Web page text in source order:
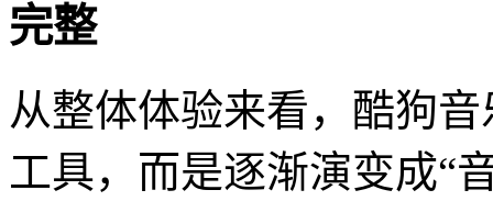
完整
从整体体验来看，酷狗
工具，而是逐渐演变成“